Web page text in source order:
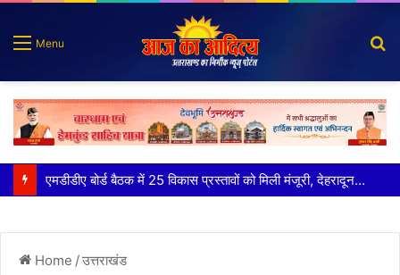
Menu
कृष्णा हाउसकीपिंग के मालिक दीपक जायसवाल विनोद नौटियाल आदि पर मुकदमा दर्ज
Home /उत्तराखंड